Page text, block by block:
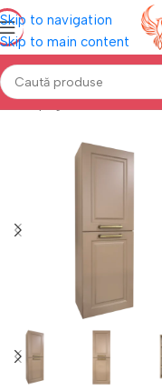
Skip to navigation
Skip to main content
Prima pagină Mobilă BAIE